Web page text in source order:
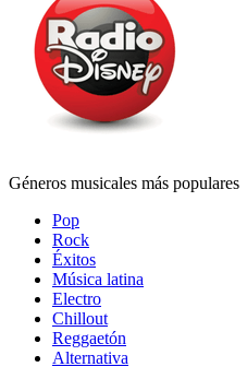
Géneros musicales más populares
Pop
Rock
Éxitos
Música latina
Electro
Chillout
Reggaetón
Alternativa